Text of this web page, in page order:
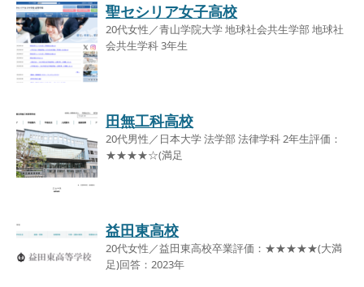
聖セシリア女子高校
20代女性／青山学院大学 地球社会共生学部 地球社
会共生学科 3年生
田無工科高校
20代男性／日本大学 法学部 法律学科 2年生評価：
★★★★☆(満足
益田東高校
20代女性／益田東高校卒業評価：★★★★★(大満
足)回答：2023年